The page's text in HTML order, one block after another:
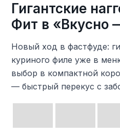
Гигантские
Фит в «Вкусно
Новый ход в фастфуде:
куриного филе уже в
выбор в компактной
— быстрый перекус с